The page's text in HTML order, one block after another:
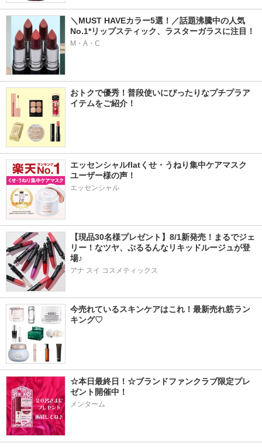
＼MUST HAVEカラー5選！／話題沸騰中の人気
No.1*リップスティック、ラスターガラスに注目！
M・A・C
おトクで優秀！普段使いにぴったりなプチプラア
イテムをご紹介！
エッセンシャルflatくせ・うねり集中ケアマスク
ユーザー様の声！
エッセンシャル
【現品30名様プレゼント】8/1新発売！まるでジェ
リー！なツヤ、ぷるるんなリキッドルージュが登
場♪
アナ スイ コスメティックス
今売れているスキンケアはこれ！最新売れ筋ラン
キング♡
☆本日最終日！☆ブランドファンクラブ限定プレ
ゼント開催中！
メンターム